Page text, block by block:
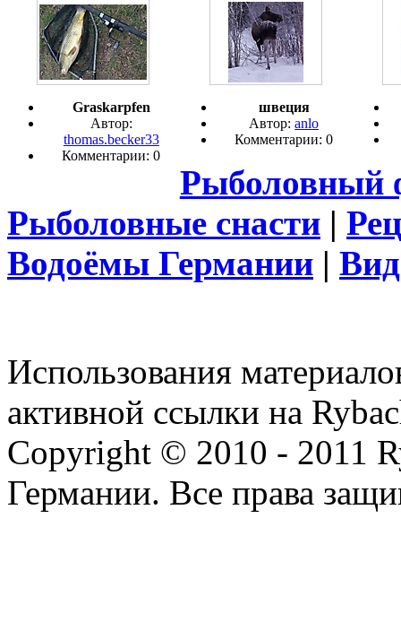
Graskarpfen
Автор:
thomas.becker33
Комментарии: 0
швеция
Автор:anlo
Комментарии: 0
Рыболовный
Рыболовные снасти |
Водоёмы Германии |
Использования
активной ссылки на
Copyright © 2010 - 2011
Германии. Все права